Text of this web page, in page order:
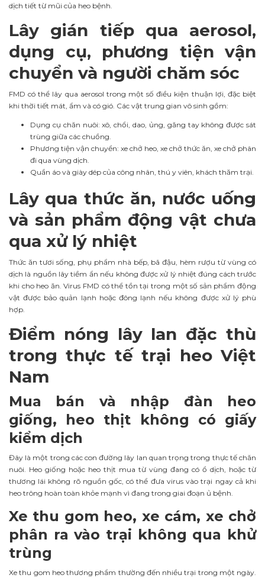
dịch tiết từ mũi của heo bệnh.
Lây gián tiếp qua aerosol,
dụng cụ, phương tiện vận
chuyển và người chăm sóc
FMD có thể lây qua aerosol trong một số điều kiện thuận lợi, đặc biệt
khi thời tiết mát, ẩm và có gió. Các vật trung gian vô sinh gồm:
Dụng cụ chăn nuôi: xô, chổi, dao, ủng, găng tay không được sát
trùng giữa các chuồng.
Phương tiện vận chuyển: xe chở heo, xe chở thức ăn, xe chở phân
đi qua vùng dịch.
Quần áo và giày dép của công nhân, thú y viên, khách thăm trại.
Lây qua thức ăn, nước uống
và sản phẩm động vật chưa
qua xử lý nhiệt
Thức ăn tươi sống, phụ phẩm nhà bếp, bã đậu, hèm rượu từ vùng có
dịch là nguồn lây tiềm ẩn nếu không được xử lý nhiệt đúng cách trước
khi cho heo ăn. Virus FMD có thể tồn tại trong một số sản phẩm động
vật được bảo quản lạnh hoặc đông lạnh nếu không được xử lý phù
hợp.
Điểm nóng lây lan đặc thù
trong thực tế trại heo Việt
Nam
Mua bán và nhập đàn heo
giống, heo thịt không có giấy
kiểm dịch
Đây là một trong các con đường lây lan quan trọng trong thực tế chăn
nuôi. Heo giống hoặc heo thịt mua từ vùng đang có ổ dịch, hoặc từ
thương lái không rõ nguồn gốc, có thể đưa virus vào trại ngay cả khi
heo trông hoàn toàn khỏe mạnh vì đang trong giai đoạn ủ bệnh.
Xe thu gom heo, xe cám, xe chở
phân ra vào trại không qua khử
trùng
Xe thu gom heo thương phẩm thường đến nhiều trại trong một ngày.